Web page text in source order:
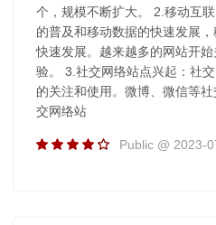
个，规模不断扩大。 2.移动互
的普及和移动数据的快速发展
快速发展。越来越多的网站开
验。 3.社交网络站点兴起：社
的关注和使用。微博、微信等
交网络站
Public @ 2023-